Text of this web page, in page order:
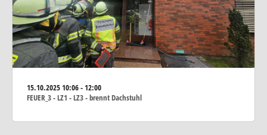
15.10.202510:06 - 12:00
FEUER_3 - LZ1 - LZ3 - brennt Dachstuhl